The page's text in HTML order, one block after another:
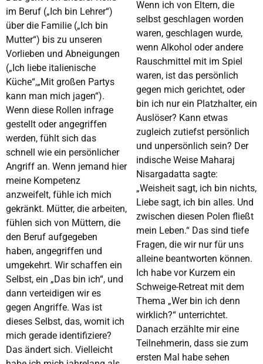
im Beruf („Ich bin Lehrer“)
über die Familie („Ich bin
Mutter“) bis zu unseren
Vorlieben und Abneigungen
(„Ich liebe italienische
Küche“,„Mit großen Partys
kann man mich jagen“).
Wenn diese Rollen infrage
gestellt oder angegriffen
werden, fühlt sich das
schnell wie ein persönlicher
Angriff an. Wenn jemand hier
meine Kompetenz
anzweifelt, fühle ich mich
gekränkt. Mütter, die arbeiten,
fühlen sich von Müttern, die
den Beruf aufgegeben
haben, angegriffen und
umgekehrt. Wir schaffen ein
Selbst, ein „Das bin ich“, und
dann verteidigen wir es
gegen Angriffe. Was ist
dieses Selbst, das, womit ich
mich gerade identifiziere?
Das ändert sich. Vielleicht
Wenn ich von Eltern, die
selbst geschlagen worden
waren, geschlagen wurde,
wenn Alkohol oder andere
Rauschmittel mit im Spiel
waren, ist das persönlich
gegen mich gerichtet, oder
bin ich nur ein Platzhalter, ein
Auslöser? Kann etwas
zugleich zutiefst persönlich
und unpersönlich sein? Der
indische Weise Maharaj
Nisargadatta sagte:
„Weisheit sagt, ich bin nichts,
Liebe sagt, ich bin alles. Und
zwischen diesen Polen fließt
mein Leben.“ Das sind tiefe
Fragen, die wir nur für uns
alleine beantworten können.
Ich habe vor Kurzem ein
Schweige-Retreat mit dem
Thema „Wer bin ich denn
wirklich?“ unterrichtet.
Danach erzählte mir eine
Teilnehmerin, dass sie zum
ersten Mal habe sehen